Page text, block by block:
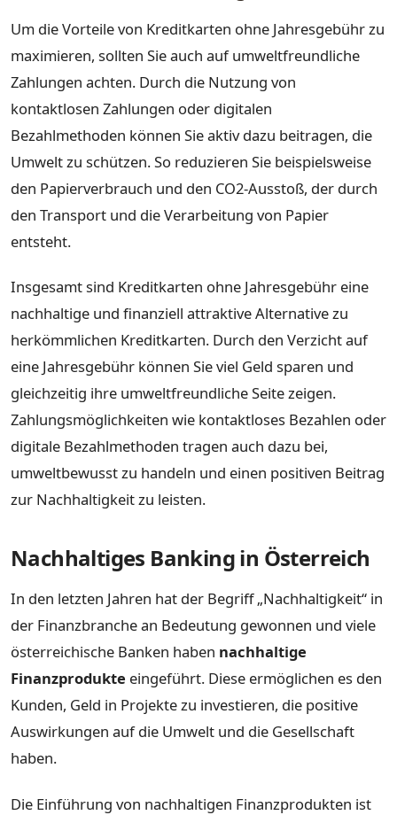
Um die Vorteile von Kreditkarten ohne Jahresgebühr zu
maximieren, sollten Sie auch auf umweltfreundliche
Zahlungen achten. Durch die Nutzung von
kontaktlosen Zahlungen oder digitalen
Bezahlmethoden können Sie aktiv dazu beitragen, die
Umwelt zu schützen. So reduzieren Sie beispielsweise
den Papierverbrauch und den CO2-Ausstoß, der durch
den Transport und die Verarbeitung von Papier
entsteht.
Insgesamt sind Kreditkarten ohne Jahresgebühr eine
nachhaltige und finanziell attraktive Alternative zu
herkömmlichen Kreditkarten. Durch den Verzicht auf
eine Jahresgebühr können Sie viel Geld sparen und
gleichzeitig ihre umweltfreundliche Seite zeigen.
Zahlungsmöglichkeiten wie kontaktloses Bezahlen oder
digitale Bezahlmethoden tragen auch dazu bei,
umweltbewusst zu handeln und einen positiven Beitrag
zur Nachhaltigkeit zu leisten.
Nachhaltiges Banking in Österreich
In den letzten Jahren hat der Begriff „Nachhaltigkeit“ in
der Finanzbranche an Bedeutung gewonnen und viele
österreichische Banken haben nachhaltige
Finanzprodukte eingeführt. Diese ermöglichen es den
Kunden, Geld in Projekte zu investieren, die positive
Auswirkungen auf die Umwelt und die Gesellschaft
haben.
Die Einführung von nachhaltigen Finanzprodukten ist